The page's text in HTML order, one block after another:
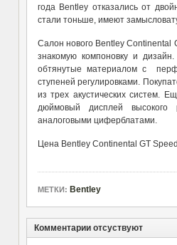
года Bentley отказались от
стали тоньше, имеют
Салон нового Bentley Continental
знакомую компоновку и
обтянутые материалом с
ступеней регулировками.
из трех акустических систем.
дюймовый дисплей
аналоговыми циферблатами.
Цена Bentley Continental GT
МЕТКИ: Bentley
Комментарии отсуствуют